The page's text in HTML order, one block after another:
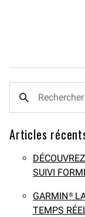
Articles
SUIVI
GARMIN®
TEMPS